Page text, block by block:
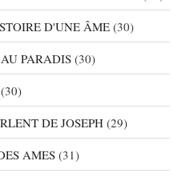
D'UNE ÂME (30)
PARADIS (30)
(30)
DE JOSEPH (29)
AMES (31)